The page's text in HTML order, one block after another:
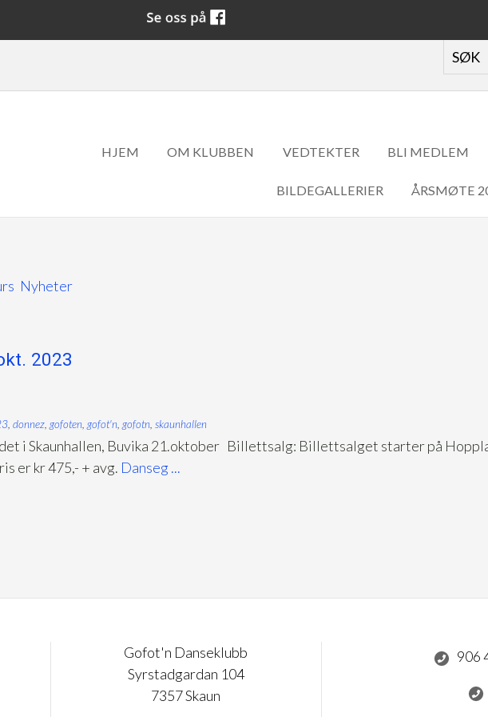
HJEM OM KLUBBEN VEDTEKTER BLI MEDLEM
BILDEGALLERIER ÅRSMØTE
Nyheter
2023
,donnez ,gofoten ,gofot'n ,gofotn skaunhallen
i Skaunhallen, Buvika 21.oktober Billettsalg: Billettsalget starter på
er kr 475,- + avg. Danseg ...
Gofot'n Danseklubb
Syrstadgardan 104
7357 Skaun
906